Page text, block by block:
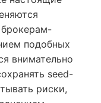
подобных
внимательно
seed-
риски,